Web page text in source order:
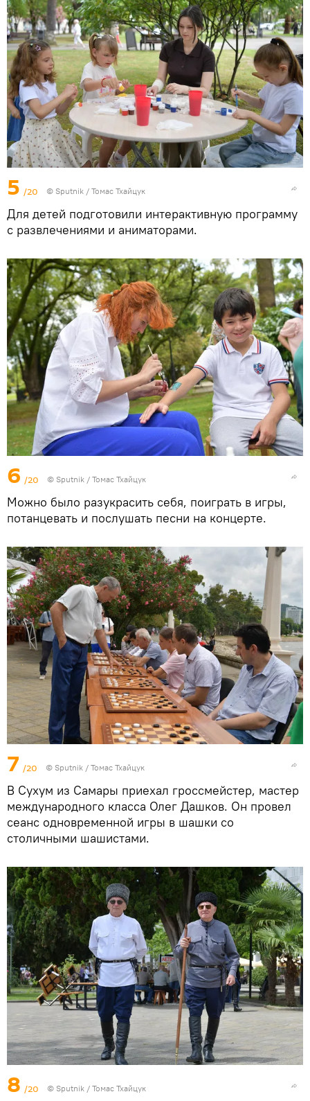
5 /20 © Sputnik / Томас Тхайцук
Для детей подготовили интерактивную программу
с развлечениями и аниматорами.
6 /20 © Sputnik / Томас Тхайцук
Можно было разукрасить себя, поиграть в игры,
потанцевать и послушать песни на концерте.
7 /20 © Sputnik / Томас Тхайцук
В Сухум из Самары приехал гроссмейстер, мастер
международного класса Олег Дашков. Он провел
сеанс одновременной игры в шашки со
столичными шашистами.
8 /20 © Sputnik / Томас Тхайцук